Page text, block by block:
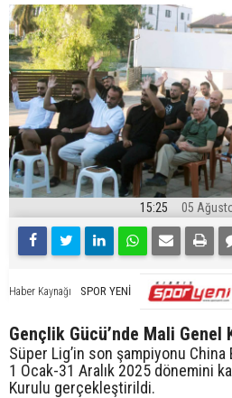
15:25 05
Haber Kaynağı SPOR YENİ
Gençlik Gücü’nde Mali Genel
Süper Lig’in son şampiyonu China
1 Ocak-31 Aralık 2025 dönemini
Kurulu gerçekleştirildi.